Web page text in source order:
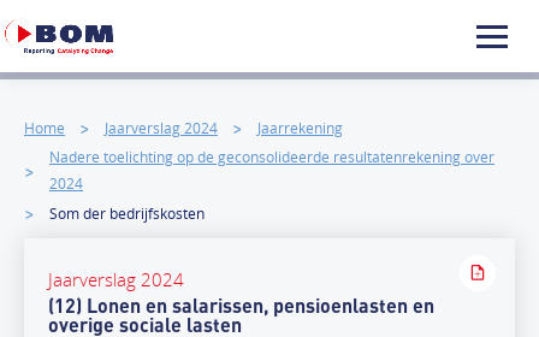
Home Jaarverslag 2024
Jaarrekening
Nadere toelichting op de geconsolideerde resultatenrekening over
2024
Som der bedrijfskosten
Jaarverslag 2024
(12) Lonen en salarissen, pensioenlasten en
overige sociale lasten